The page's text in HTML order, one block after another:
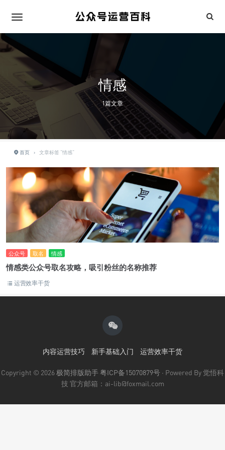
情感
1篇文章
首页 › 文章标签 "情感"
公众号 取名 情感
情感类公众号取名攻略，吸引粉丝的名称推荐
运营效率干货
内容运营技巧 新手基础入门 运营效率干货
Copyright © 2026极简排版助手粤ICP备15070879号 · Powered By 觉悟科
技 官方邮箱：ai-lib@foxmail.com